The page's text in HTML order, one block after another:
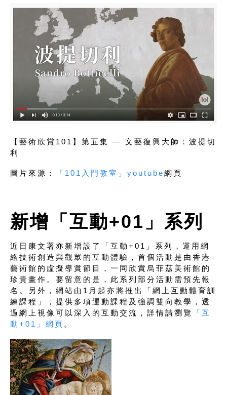
【藝術欣賞101】第五集 — 文藝復興大師：波提切
利
圖片來源： 「101入門教室」youtube網頁
新增「互動+01」系列
近日康文署亦新增設了「互動+01」系列，運用網
絡技術創造與觀眾的互動體驗，首個活動是由香港
藝術館的虛擬導賞節目，一同欣賞烏菲茲美術館的
珍貴畫作。要留意的是，此系列部分活動需預先報
名。另外，網站由1月起亦將推出「網上互動體育訓
練課程」，提供多項運動課程及強調雙向教學，透
過網上視像可以深入的互動交流，詳情請瀏覽
「互
動+01」網頁 。